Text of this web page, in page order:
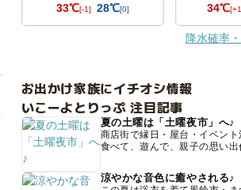
33℃[-1] 28℃[0]
34℃
降水確率
お出かけ家族にイチオシ情報
いこーよとりっぷ 注目記事
夏の土曜は「土曜夜市」へ♪
商店街で縁日・屋台・イベント
食べて、遊んで、親子の思い出
涼やかな音色に癒やされる♪